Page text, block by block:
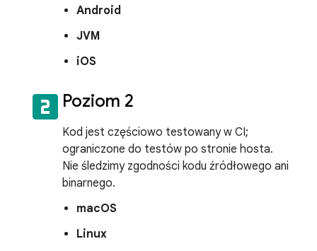
Android
JVM
iOS
looks_two Poziom 2
Kod jest częściowo testowany w CI;
ograniczone do testów po stronie hosta.
Nie śledzimy zgodności kodu źródłowego ani
binarnego.
macOS
Linux